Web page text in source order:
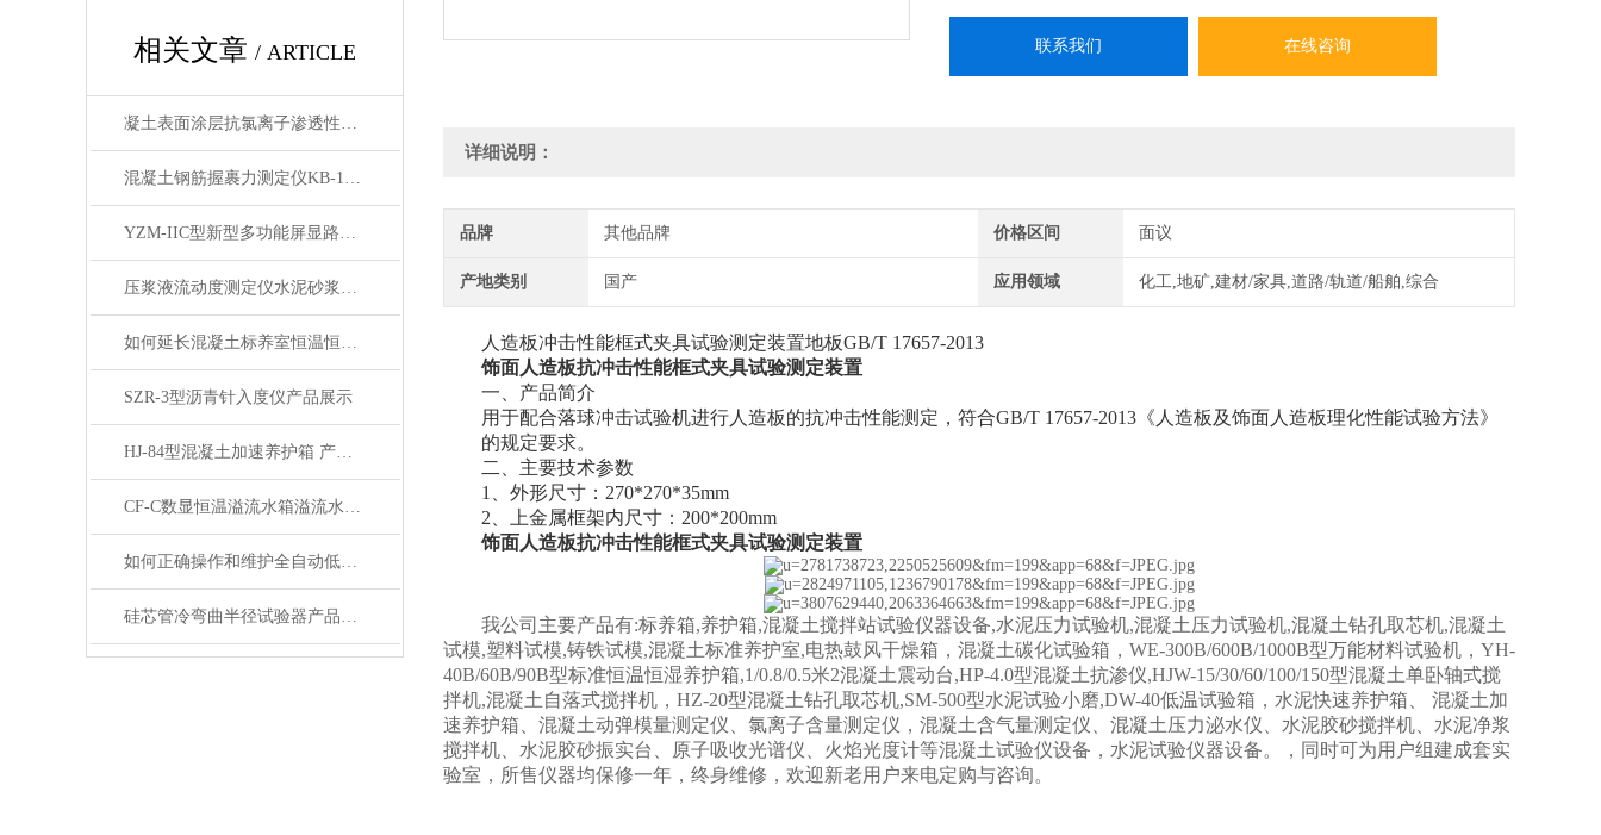
相关文章 / ARTICLE
凝土表面涂层抗氯离子渗透性试验装置产品展示
混凝土钢筋握裹力测定仪KB-150型产品展示
YZM-IIC型新型多功能屏显路强度测定仪产品展示
压浆液流动度测定仪水泥砂浆稠度测定仪产品展示
如何延长混凝土标养室恒温恒湿设备的使用寿命？
SZR-3型沥青针入度仪产品展示
HJ-84型混凝土加速养护箱 产品展示
CF-C数显恒温溢流水箱溢流水槽展示
如何正确操作和维护全自动低温冻融试验箱？
硅芯管冷弯曲半径试验器产品展示
联系我们 在线咨询
详细说明：
品牌 其他品牌 价格区间 面议
产地类别 国产 应用领域 化工,地矿,建材/家具,道路/轨道/船舶,综合
人造板冲击性能框式夹具试验测定装置地板GB/T 17657-2013
饰面人造板抗冲击性能框式夹具试验测定装置
一、 产品简介
用于配合落球冲击试验机进行人造板的抗冲击性能测定，符合GB/T 17657-2013《人造板及饰面人造板理化性能试验方法》
的规定要求。
二、主要技术参数
1、 外形尺寸： 270*270*35mm
2、上金属框架内尺寸：200*200mm
饰面人造板抗冲击性能框式夹具试验测定装置
我公司主要产品有:标养箱,养护箱,混凝土搅拌站试验仪器设备,水泥压力试验机,混凝土压力试验机,混凝土钻孔取芯机,混凝土
试模,塑料试模,铸铁试模,混凝土标准养护室,电热鼓风干燥箱，混凝土碳化试验箱，WE-300B/600B/1000B型万能材料试验机，YH-
40B/60B/90B型标准恒温恒湿养护箱,1/0.8/0.5米2混凝土震动台,HP-4.0型混凝土抗渗仪,HJW-15/30/60/100/150型混凝土单卧轴式搅
拌机,混凝土自落式搅拌机，HZ-20型混凝土钻孔取芯机,SM-500型水泥试验小磨,DW-40低温试验箱，水泥快速养护箱、 混凝土加
速养护箱、混凝土动弹模量测定仪、氯离子含量测定仪，混凝土含气量测定仪、混凝土压力泌水仪、水泥胶砂搅拌机、水泥净浆
搅拌机、水泥胶砂振实台、原子吸收光谱仪、火焰光度计等混凝土试验仪设备，水泥试验仪器设备。，同时可为用户组建成套实
验室，所售仪器均保修一年，终身维修，欢迎新老用户来电定购与咨询。